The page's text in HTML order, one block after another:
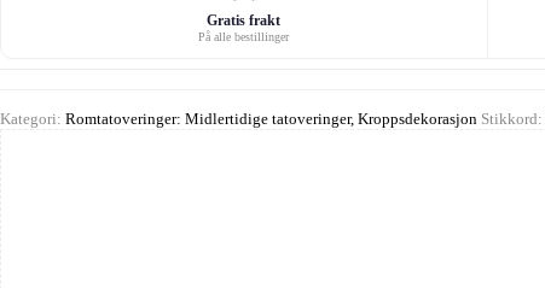
Gratis frakt
På alle bestillinger
Kategori: Romtatoveringer: Midlertidige tatoveringer, Kroppsdekorasjon Stikkord: